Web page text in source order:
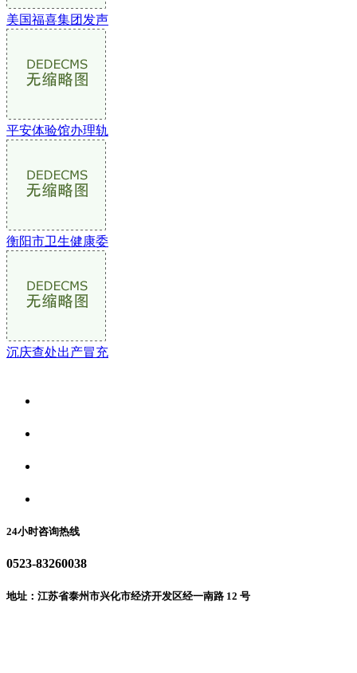
美国福喜集团发声
平安体验馆办理轨
衡阳市卫生健康委
沉庆查处出产冒充
24小时咨询热线
0523-83260038
地址：江苏省泰州市兴化市经济开发区经一南路 12 号